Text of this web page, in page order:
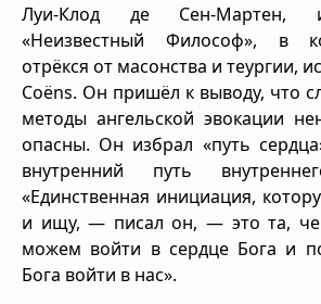
Луи-Клод де Сен-Мартен,
«Неизвестный Философ», в
отрёкся от масонства и теургии,
Coëns. Он пришёл к выводу, что
методы ангельской эвокации
опасны. Он избрал «путь
внутренний путь
«Единственная инициация,
и ищу, — писал он, — это та,
можем войти в сердце Бога и
Бога войти в нас».